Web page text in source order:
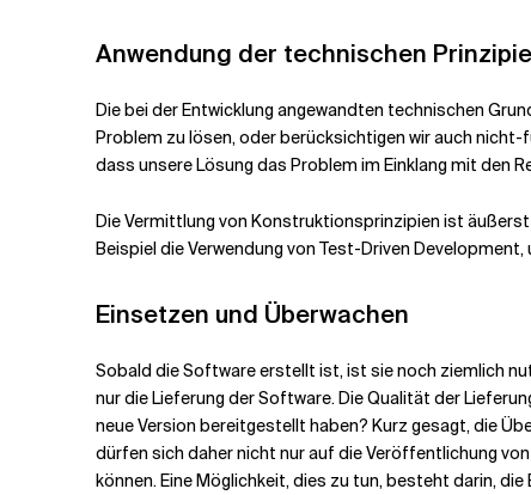
Anwendung der technischen
Die bei der Entwicklung angewandten technischen
Problem zu lösen, oder berücksichtigen wir auch
dass unsere Lösung das Problem im Einklang mit den
Die Vermittlung von Konstruktionsprinzipien ist
Beispiel die Verwendung von Test-Driven
Einsetzen und Überwachen
Sobald die Software erstellt ist, ist sie noch ziemlich
nur die Lieferung der Software. Die Qualität der
neue Version bereitgestellt haben? Kurz gesagt, die
dürfen sich daher nicht nur auf die Veröffentlichung
können. Eine Möglichkeit, dies zu tun, besteht darin,